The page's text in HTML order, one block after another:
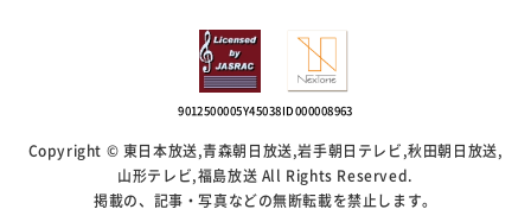
9012500005Y45038 ID000008963
Copyright © 東日本放送,青森朝日放送,岩手朝日テレビ,秋田朝日放送,
山形テレビ,福島放送 All Rights Reserved.
掲載の、記事・写真などの無断転載を禁止します。